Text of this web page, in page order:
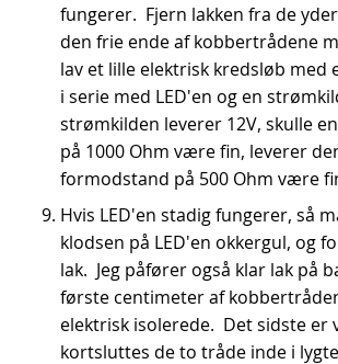
fungerer. Fjern lakken fra de
den frie ende af kobbertrådene
lav et lille elektrisk kredsløb med
i serie med LED'en og en
strømkilden leverer 12V, skulle
på 1000 Ohm være fin, leverer
formodstand på 500 Ohm være
Hvis LED'en stadig fungerer, så
klodsen på LED'en okkergul, og
lak. Jeg påfører også klar lak på
første centimeter af
elektrisk isolerede. Det sidste er
kortsluttes de to tråde inde i